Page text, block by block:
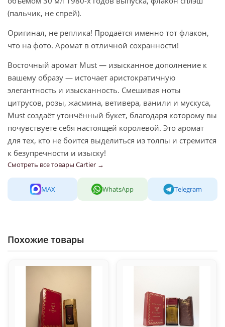
(пальчик, не спрей).
Оригинал, не реплика! Продаётся именно тот флакон,
что на фото. Аромат в отличной сохранности!
Восточный аромат Must — изысканное дополнение к
вашему образу — источает аристократичную
элегантность и изысканность. Смешивая ноты
цитрусов, розы, жасмина, ветивера, ванили и мускуса,
Must создаёт утончённый букет, благодаря которому вы
почувствуете себя настоящей королевой. Это аромат
для тех, кто не боится выделиться из толпы и стремится
к безупречности и изыску!
Смотреть все товары Cartier →
MAX WhatsApp Telegram
Похожие товары